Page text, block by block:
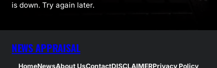
is down. Try again later.
NEWS APPRAISAL
HomeNewsAbout UsContactDISCLAIMERPrivacy Policy